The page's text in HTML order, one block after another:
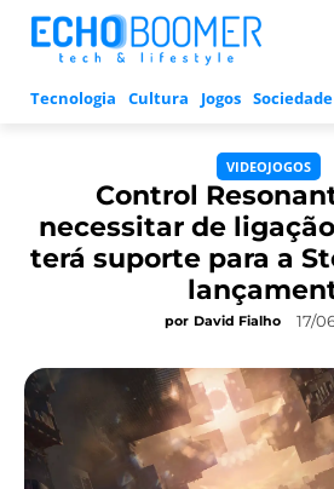
Tecnologia Cultura Jogos Sociedade
VIDEOJOGOS
Control
necessitar de
terá suporte para a
por David Fialho 17/